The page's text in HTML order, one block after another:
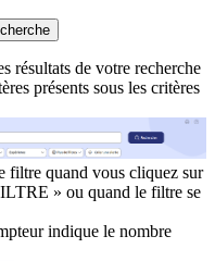
résultats de votre recherche
présents sous les critères
filtre quand vous cliquez sur
» ou quand le filtre se
indique le nombre